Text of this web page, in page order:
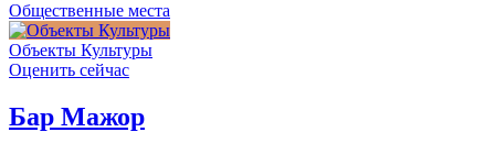
Общественные места
Объекты Культуры
Оценить сейчас
Бар Мажор